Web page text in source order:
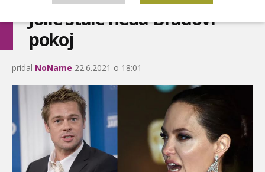
Jolie stále nedá Bradovi
pokoj
pridal NoName 22.6.2021 o 18:01